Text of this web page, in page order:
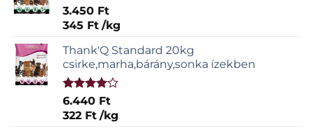
3.450 Ft
345 Ft /kg
Thank'Q Standard 20kg
csirke,marha,bárány,sonka ízekben
Értékelés:
4.00 / 5
6.440 Ft
322 Ft /kg